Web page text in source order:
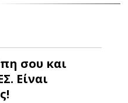
σου και
Είναι